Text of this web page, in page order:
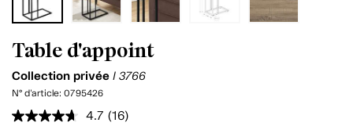
Table d'appoint
Collection privée I 3766
N° d'article: 0795426
4.7 Lire
(16)